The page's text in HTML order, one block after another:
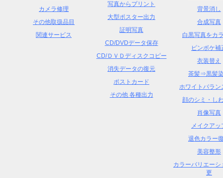
カメラ修理
その他取扱品目
関連サービス
写真からプリント
大型ポスター出力
証明写真
CD/DVDデータ保存
CD/ＤＶＤディスクコピー
消失データの復元
ポストカード
その他 各種出力
背景消し
合成写真
白黒写真をカ
ピンボケ補
衣装替え
茶髪⇒黒髪
ホワイトバラン
顔のシミ・し
肖像写真
メイクアッ
退色カラー
美容整形
カラーバリエーシ
更